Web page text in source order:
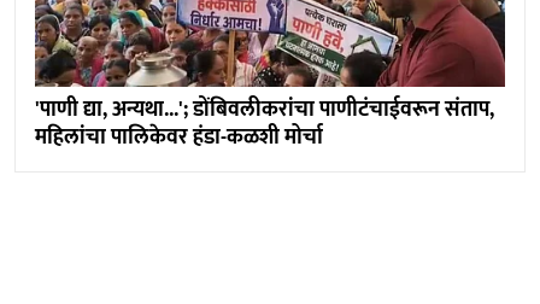
'पाणी द्या, अन्यथा...'; डोंबिवलीकरांचा पाणीटंचाईवरून संताप,
महिलांचा पालिकेवर हंडा-कळशी मोर्चा